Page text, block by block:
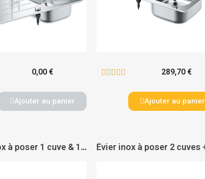
0,00 €
Ajouter au panier
     289,70 €
Ajouter au panier
Évier inox à poser 1 cuve & 1 égouttoir - FRANKE